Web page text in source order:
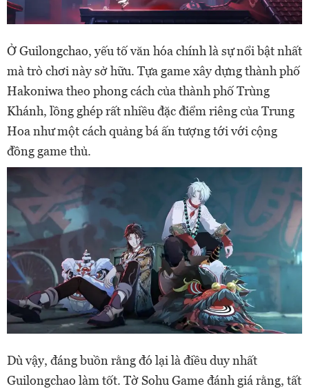
Ở Guilongchao, yếu tố văn hóa chính là sự nổi bật nhất
mà trò chơi này sở hữu. Tựa game xây dựng thành phố
Hakoniwa theo phong cách của thành phố Trùng
Khánh, lồng ghép rất nhiều đặc điểm riêng của Trung
Hoa như một cách quảng bá ấn tượng tới với cộng
đồng game thủ.
Dù vậy, đáng buồn rằng đó lại là điều duy nhất
Guilongchao làm tốt. Tờ Sohu Game đánh giá rằng, tất